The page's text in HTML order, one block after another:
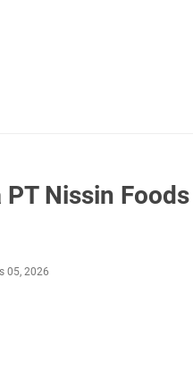
Nissin
05, 2026